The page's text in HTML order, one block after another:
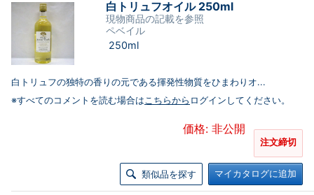
白トリュフオイル 250ml
現物商品の記載を参照
ペベイル
250ml
白トリュフの独特の香りの元である揮発性物質をひまわりオ...
※すべてのコメントを読む場合はこちらから ログインしてください。
価格: 非公開
注文締切
類似品を探す マイカタログに追加